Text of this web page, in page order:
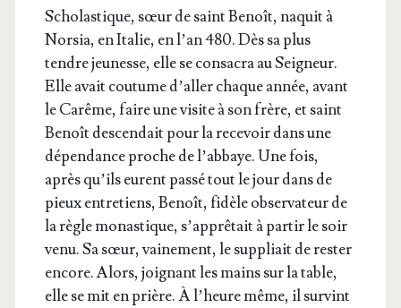
Scho­las­tique, sœur de saint Benoît, naquit à
Nor­sia, en Ita­lie, en l’an 480. Dès sa plus
tendre jeu­nesse, elle se consa­cra au Sei­gneur.
Elle avait cou­tume d’al­ler chaque année, avant
le Carême, faire une visite à son frère, et saint
Benoît des­cen­dait pour la rece­voir dans une
dépen­dance proche de l’ab­baye. Une fois,
après qu’ils eurent pas­sé tout le jour dans de
pieux entre­tiens, Benoît, fidèle obser­va­teur de
la règle monas­tique, s’ap­prê­tait à par­tir le soir
venu. Sa sœur, vai­ne­ment, le sup­pliait de res­ter
encore. Alors, joi­gnant les mains sur la table,
elle se mit en prière. À l’heure même, il sur­vint